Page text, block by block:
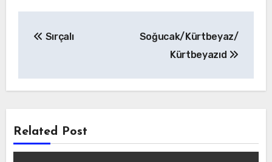
gezinmesi
Sırçalı
Soğucak/Kürtbeyaz/
Kürtbeyazıd
Related Post